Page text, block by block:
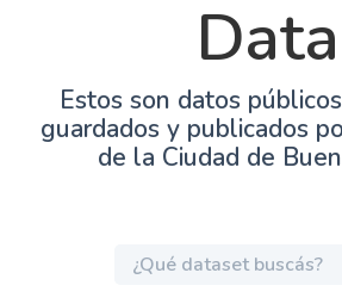
Data
Estos son datos
guardados y publicados
de la Ciudad de